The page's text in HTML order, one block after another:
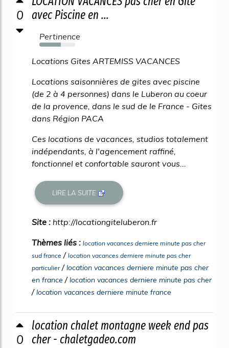
0
avec Piscine en ...
Pertinence
60%
Locations Gites ARTEMISS VACANCES
Locations saisonnières de gites avec piscine
(de 2 à 4 personnes) dans le Luberon au coeur
de la provence, dans le sud de le France - Gites
dans Région PACA
Ces locations de vacances, studios totalement
indépendants, à l'agencement raffiné,
fonctionnel et confortable sauront vous...
LIRE LA SUITE
Site : http://locationgiteluberon.fr
Thèmes liés : location vacances derniere minute pas cher
sud france / location vacances derniere minute pas cher
particulier/location vacances derniere minute pas cher
en france /location vacances derniere minute pas cher
/location vacances derniere minute france
0
location chalet montagne week end pas
cher - chaletgadeo.com